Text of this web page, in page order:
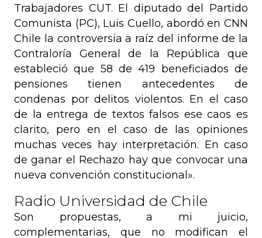
Trabajadores CUT. El diputado del Partido
Comunista (PC), Luis Cuello, abordó en CNN
Chile la controversia a raíz del informe de la
Contraloría General de la República que
estableció que 58 de 419 beneficiados de
pensiones tienen antecedentes de
condenas por delitos violentos. En el caso
de la entrega de textos falsos ese caos es
clarito, pero en el caso de las opiniones
muchas veces hay interpretación. En caso
de ganar el Rechazo hay que convocar una
nueva convención constitucional».
Radio Universidad de Chile
Son propuestas, a mi juicio,
complementarias, que no modifican el